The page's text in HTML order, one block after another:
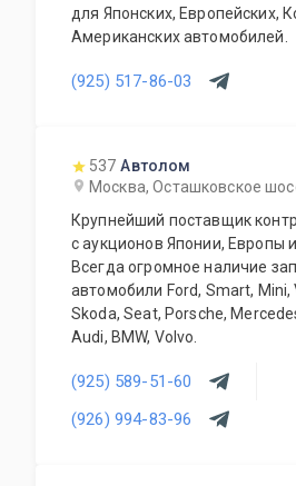
для Японских, Европейских,
Американских автомобилей.
(925) 517-86-03
537 Автолом
Москва, Осташковское
Крупнейший поставщик
с аукционов Японии, Европы
Всегда огромное наличие
автомобили Ford, Smart, Mini,
Skoda, Seat, Porsche,
Audi, BMW, Volvo.
(925) 589-51-60
(926) 994-83-96